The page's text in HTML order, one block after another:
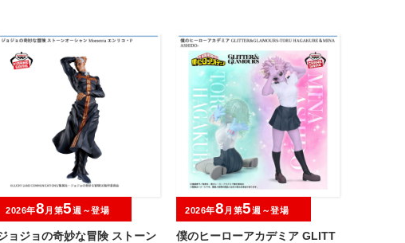
ョジョの奇妙な冒険 ストーン
2026年8 月第5週～登場
僕のヒーローアカデミア GLITT
2026年8 月第5週～登場